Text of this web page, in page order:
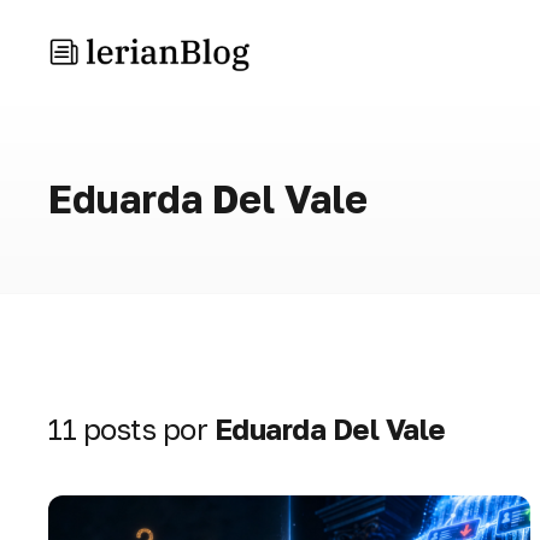
Eduarda Del Vale
11 posts por Eduarda Del Vale